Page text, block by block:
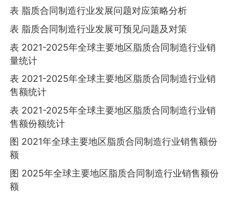
表 脂质合同制造行业发展问题对应策略分析
表 脂质合同制造行业发展可预见问题及对策
表 2021-2025年全球主要地区脂质合同制造行业销
量统计
表 2021-2025年全球主要地区脂质合同制造行业销
售额统计
表 2021-2025年全球主要地区脂质合同制造行业销
售额份额统计
图 2021年全球主要地区脂质合同制造行业销售额份
额
图 2025年全球主要地区脂质合同制造行业销售额份
额